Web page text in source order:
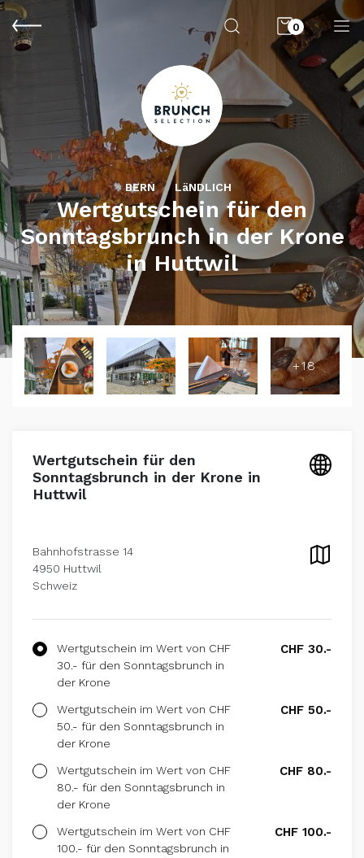
0
BERN LäNDLICH
Wertgutschein für den
Sonntagsbrunch in der Krone
in Huttwil
+18
Wertgutschein für den
Sonntagsbrunch in der Krone in
Huttwil
Bahnhofstrasse 14
4950 Huttwil
Schweiz
Wertgutschein im Wert von CHF
30.- für den Sonntagsbrunch in
der Krone
CHF 30.-
Wertgutschein im Wert von CHF
50.- für den Sonntagsbrunch in
der Krone
CHF 50.-
Wertgutschein im Wert von CHF
80.- für den Sonntagsbrunch in
der Krone
CHF 80.-
Wertgutschein im Wert von CHF
100.- für den Sonntagsbrunch in
CHF 100.-